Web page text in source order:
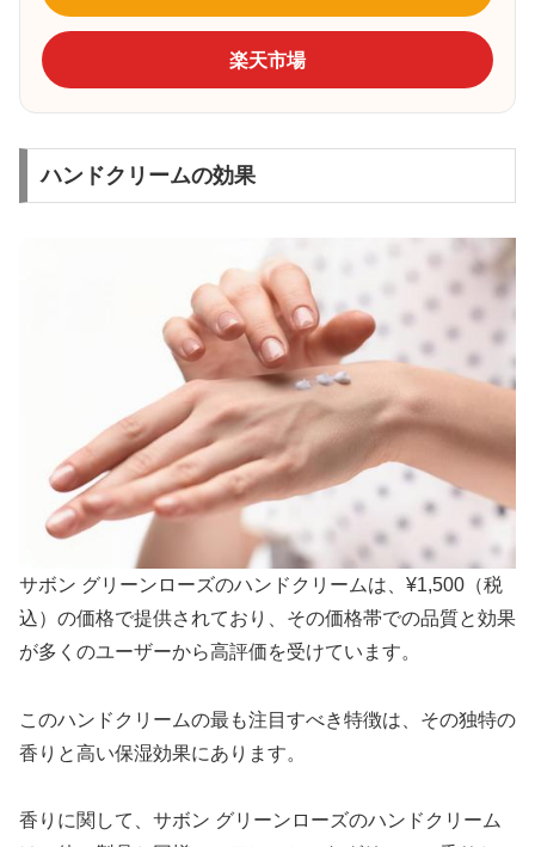
楽天市場
ハンドクリームの効果
サボン グリーンローズのハンドクリームは、¥1,500（税
込）の価格で提供されており、その価格帯での品質と効果
が多くのユーザーから高評価を受けています。
このハンドクリームの最も注目すべき特徴は、その独特の
香りと高い保湿効果にあります。
香りに関して、サボン グリーンローズのハンドクリーム